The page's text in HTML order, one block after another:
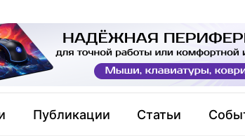
Публикации Статьи